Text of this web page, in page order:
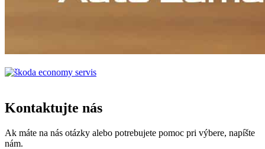
Kontaktujte nás
Ak máte na nás otázky alebo potrebujete pomoc pri výbere, napíšte
nám.